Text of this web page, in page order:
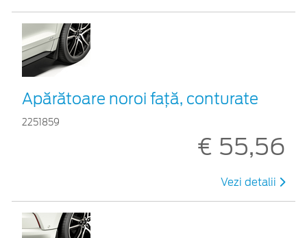
Apărătoare noroi față, conturate
2251859
€ 55,56
Vezi detalii